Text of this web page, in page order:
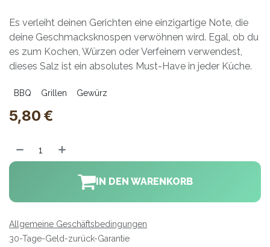
Es verleiht deinen Gerichten eine einzigartige Note, die
deine Geschmacksknospen verwöhnen wird. Egal, ob du
es zum Kochen, Würzen oder Verfeinern verwendest,
dieses Salz ist ein absolutes Must-Have in jeder Küche.
BBQ Grillen Gewürz
5,80 €
IN DEN WARENKORB
Allgemeine Geschäftsbedingungen
30-Tage-Geld-zurück-Garantie